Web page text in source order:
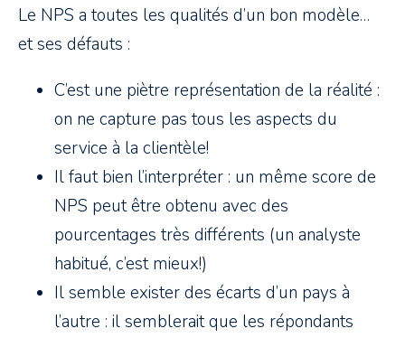
Le NPS a toutes les qualités d’un bon modèle…
et ses défauts :
C’est une piètre représentation de la réalité :
on ne capture pas tous les aspects du
service à la clientèle!
Il faut bien l’interpréter : un même score de
NPS peut être obtenu avec des
pourcentages très différents (un analyste
habitué, c’est mieux!)
Il semble exister des écarts d’un pays à
l’autre : il semblerait que les répondants